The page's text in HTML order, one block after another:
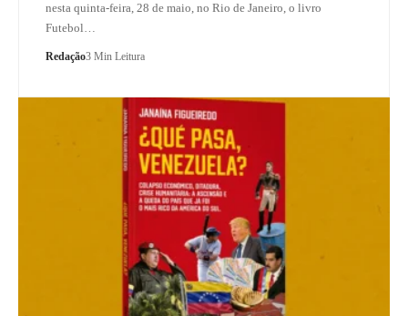
nesta quinta-feira, 28 de maio, no Rio de Janeiro, o livro
Futebol…
Redação3 Min Leitura